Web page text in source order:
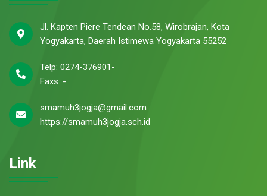
Jl. Kapten Piere Tendean No.58, Wirobrajan, Kota
Yogyakarta, Daerah Istimewa Yogyakarta 55252
Telp: 0274-376901-
Faxs: -
smamuh3jogja@gmail.com
https://smamuh3jogja.sch.id
Link